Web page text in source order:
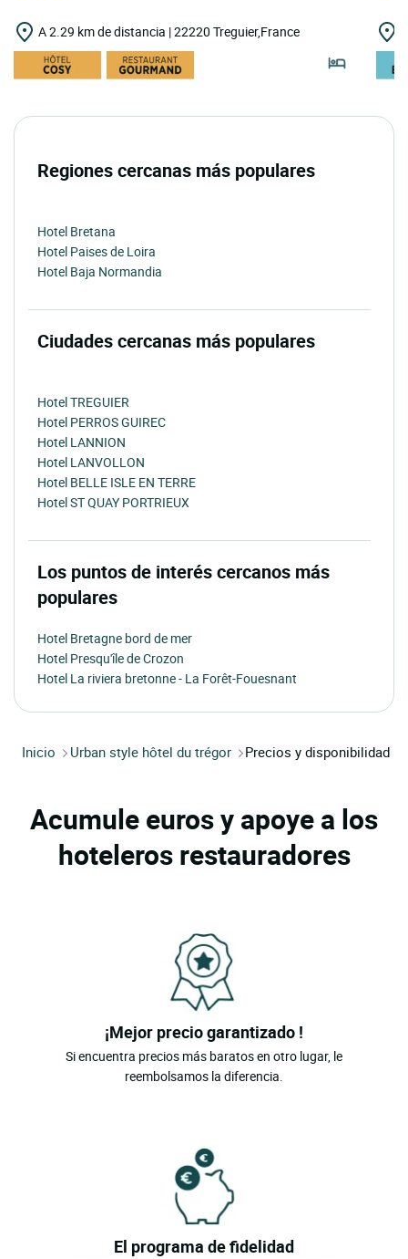
A 2.29 km de distancia | 22220 Treguier,France
Regiones cercanas más populares
Hotel Bretana
Hotel Paises de Loira
Hotel Baja Normandia
Ciudades cercanas más populares
Hotel TREGUIER
Hotel PERROS GUIREC
Hotel LANNION
Hotel LANVOLLON
Hotel BELLE ISLE EN TERRE
Hotel ST QUAY PORTRIEUX
Los puntos de interés cercanos más
populares
Hotel Bretagne bord de mer
Hotel Presqu'île de Crozon
Hotel La riviera bretonne - La Forêt-Fouesnant
Inicio Urban style hôtel du trégor Precios y disponibilidad
Acumule euros y apoye a los
hoteleros restauradores
¡Mejor precio garantizado !
Si encuentra precios más baratos en otro lugar, le
reembolsamos la diferencia.
El programa de fidelidad